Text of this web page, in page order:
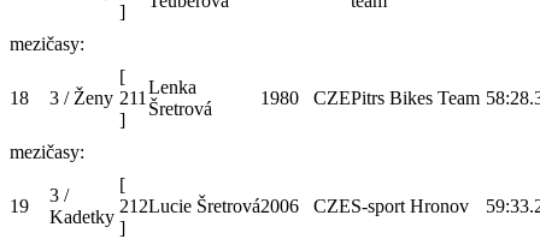
]
mezičasy:
18 3 / Ženy
[
211
]
Lenka
Šretrová
1980 CZEPitrs Bikes Team
mezičasy:
19
3 /
Kadetky
[
212
]
Lucie Šretrová2006 CZES-sport Hronov